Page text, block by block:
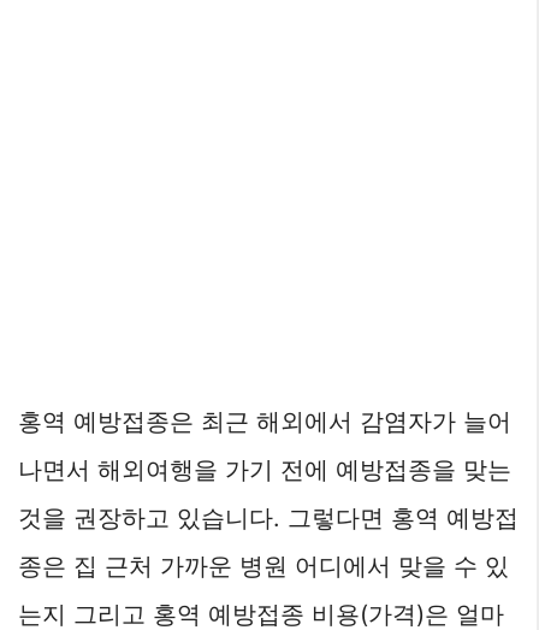
홍역 예방접종은 최근 해외에서 감염자가 늘어
나면서 해외여행을 가기 전에 예방접종을 맞는
것을 권장하고 있습니다. 그렇다면 홍역 예방접
종은 집 근처 가까운 병원 어디에서 맞을 수 있
는지 그리고 홍역 예방접종 비용(가격)은 얼마